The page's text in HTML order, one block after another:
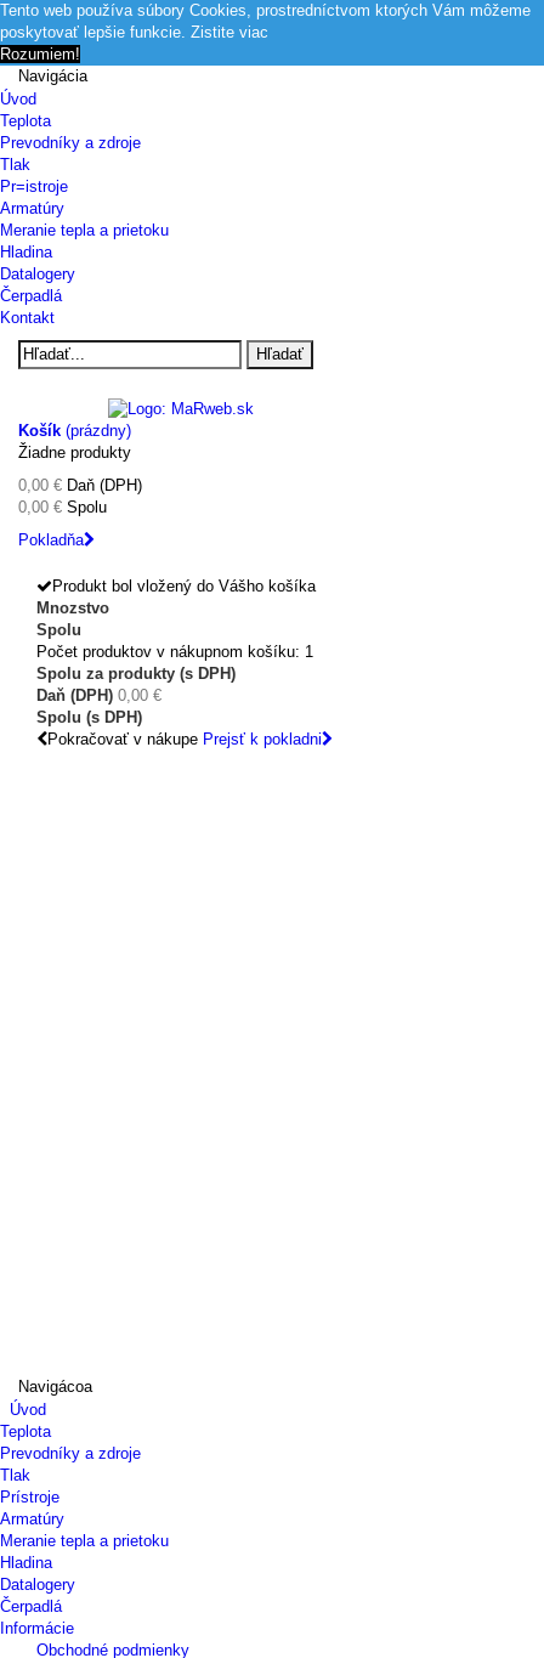
Tento web používa súbory Cookies, prostredníctvom ktorých Vám môžeme
poskytovať lepšie funkcie. Zistite viac
Rozumiem!
Navigácia
Úvod
Teplota
Prevodníky a zdroje
Tlak
Pr=istroje
Armatúry
Meranie tepla a prietoku
Hladina
Datalogery
Čerpadlá
Kontakt
Hľadať
Košík (prázdny)
Žiadne produkty
0,00 € Daň (DPH)
0,00 € Spolu
Pokladňa
Produkt bol vložený do Vášho košíka
Mnozstvo
Spolu
Počet produktov v nákupnom košíku: 1
Spolu za produkty (s DPH)
Daň (DPH) 0,00 €
Spolu (s DPH)
Pokračovať v nákupe Prejsť k pokladni
Navigácoa
Úvod
Teplota
Prevodníky a zdroje
Tlak
Prístroje
Armatúry
Meranie tepla a prietoku
Hladina
Datalogery
Čerpadlá
Informácie
Obchodné podmienky